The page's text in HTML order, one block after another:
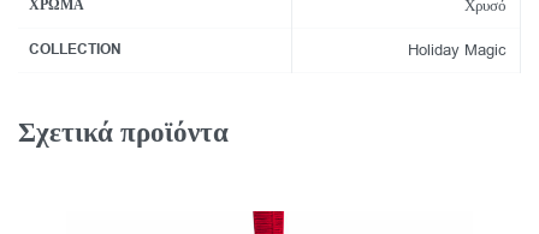
ΧΡΏΜΑ Χρυσό
COLLECTION Holiday Magic
Σχετικά προϊόντα